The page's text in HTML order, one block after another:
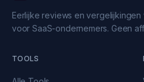
Eerlijke reviews en vergelijkingen
voor SaaS-ondernemers. Geen
TOOLS